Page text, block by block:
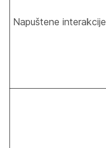
Napuštene interakcije